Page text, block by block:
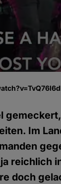
Im
reichlich
doch